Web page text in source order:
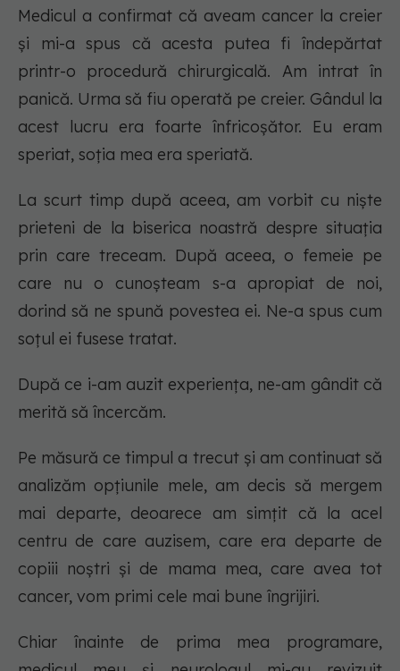
Medicul a confirmat că aveam cancer la creier
și mi-a spus că acesta putea fi îndepărtat
printr-o procedură chirurgicală. Am intrat în
panică. Urma să fiu operată pe creier. Gândul la
acest lucru era foarte înfricoșător. Eu eram
speriat, soția mea era speriată.
La scurt timp după aceea, am vorbit cu niște
prieteni de la biserica noastră despre situația
prin care treceam. După aceea, o femeie pe
care nu o cunoșteam s-a apropiat de noi,
dorind să ne spună povestea ei. Ne-a spus cum
soțul ei fusese tratat.
După ce i-am auzit experiența, ne-am gândit că
merită să încercăm.
Pe măsură ce timpul a trecut și am continuat să
analizăm opțiunile mele, am decis să mergem
mai departe, deoarece am simțit că la acel
centru de care auzisem, care era departe de
copiii noștri și de mama mea, care avea tot
cancer, vom primi cele mai bune îngrijiri.
Chiar înainte de prima mea programare,